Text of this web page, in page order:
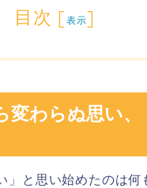
目次 [表示]
変わらぬ思い、
」と思い始めたのは何